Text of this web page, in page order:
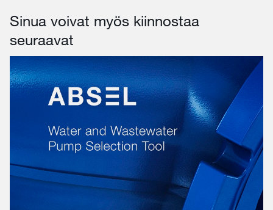
Sinua voivat myös kiinnostaa
seuraavat